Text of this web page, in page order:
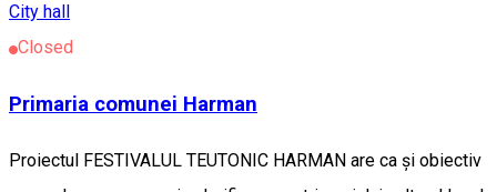
City hall
Closed
Primaria comunei Harman
Proiectul FESTIVALUL TEUTONIC HARMAN are ca și obiectiv